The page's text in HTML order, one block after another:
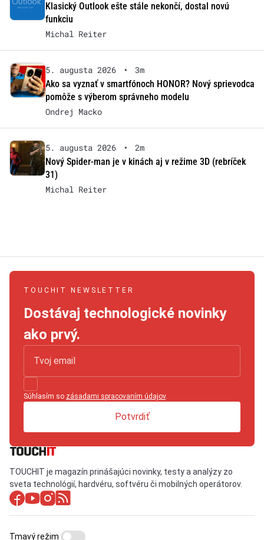
Klasický Outlook ešte stále nekončí, dostal novú
funkciu
Michal Reiter
5. augusta 2026 •
3m
Ako sa vyznať v smartfónoch HONOR? Nový sprievodca
pomôže s výberom správneho modelu
Ondrej Macko
5. augusta 2026 •
2m
Nový Spider-man je v kinách aj v režime 3D (rebríček
31)
Michal Reiter
TOUCHIT NEWSLETTER
Dostávaj technologické novinky
ako prvý.
Súhlasím so zásadami spracovaním údajov.
Potvrdiť
TOUCHIT je magazín prinášajúci novinky, testy a analýzy zo
sveta technológií, hardvéru, softvéru či mobilných operátorov.
Tmavý režim